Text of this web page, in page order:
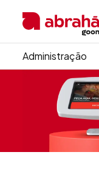
Administração